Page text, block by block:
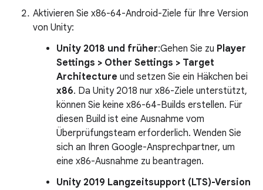
Aktivieren Sie x86-64-Android-Ziele für Ihre Version
von Unity:
Unity 2018 und früher:Gehen Sie zu Player
Settings > Other Settings > Target
Architecture und setzen Sie ein Häkchen bei
x86. Da Unity 2018 nur x86-Ziele unterstützt,
können Sie keine x86-64-Builds erstellen. Für
diesen Build ist eine Ausnahme vom
Überprüfungsteam erforderlich. Wenden Sie
sich an Ihren Google-Ansprechpartner, um
eine x86-Ausnahme zu beantragen.
Unity 2019 Langzeitsupport (LTS)-Version